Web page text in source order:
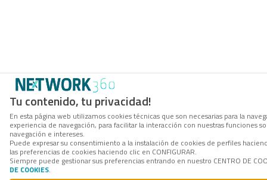
Tu contenido, tu privacidad!
En esta página web utilizamos cookies técnicas que son necesarias para la
experiencia de navegación, para facilitar la interacción con nuestras funciones
navegación e intereses.
Puede expresar su consentimiento a la instalación de cookies de perfiles
las preferencias de cookies haciendo clic en CONFIGURAR.
Siempre puede gestionar sus preferencias entrando en nuestro CENTRO DE
DE COOKIES.